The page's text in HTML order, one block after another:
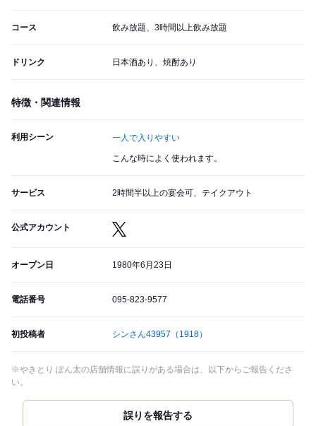
コース 飲み放題、3時間以上飲み放題
ドリンク 日本酒あり、焼酎あり
特徴・関連情報
利用シーン 一人で入りやすい
こんな時によく使われます。
サービス 2時間半以上の宴会可、テイクアウト
公式アカウント
オープン日 1980年6月23日
電話番号 095-823-9577
初投稿者 シンさん43957 （1918）
※やきとり ぽん太の店舗情報に誤りがある場合は、以下からご報告くださ
い。
誤りを報告する